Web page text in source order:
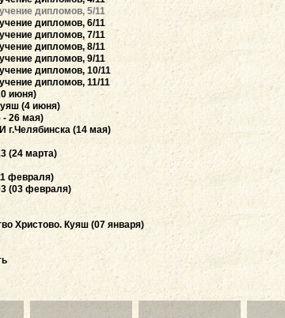
дипломов, 5/11
дипломов, 6/11
дипломов, 7/11
дипломов, 8/11
дипломов, 9/11
дипломов, 10/11
дипломов, 11/11
июня)
(4 июня)
- 26 мая)
г.Челябинска (14 мая)
(24 марта)
февраля)
(03 февраля)
Христово. Куяш (07 января)